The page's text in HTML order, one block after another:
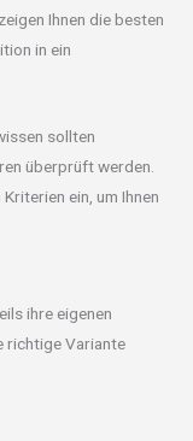
Ihnen die besten
in ein
sollten
überprüft werden.
ein, um Ihnen
ihre eigenen
richtige Variante